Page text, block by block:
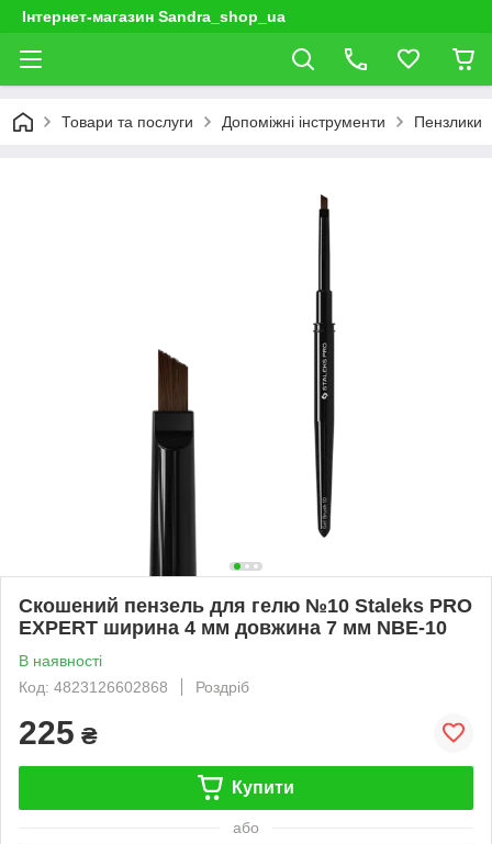
Інтернет-магазин Sandra_shop_ua
Товари та послуги Допоміжні інструменти Пензлики
Скошений пензель для гелю №10 Staleks PRO
EXPERT ширина 4 мм довжина 7 мм NBE-10
В наявності
Код: 4823126602868
Роздріб
225 ₴
Купити
або